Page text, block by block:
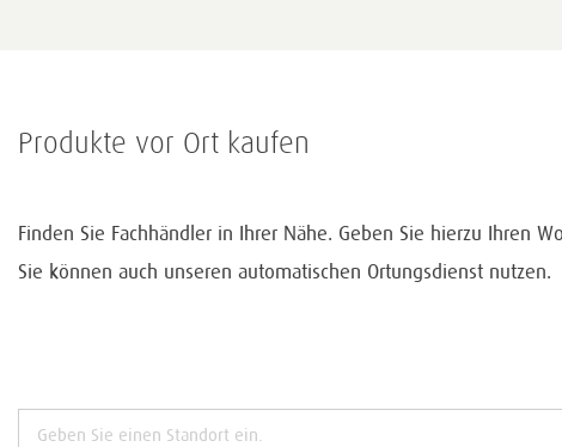
Produkte vor Ort kaufen
Finden Sie Fachhändler in Ihrer Nähe. Geben Sie hierzu Ihren
Sie können auch unseren automatischen Ortungsdienst nutzen.